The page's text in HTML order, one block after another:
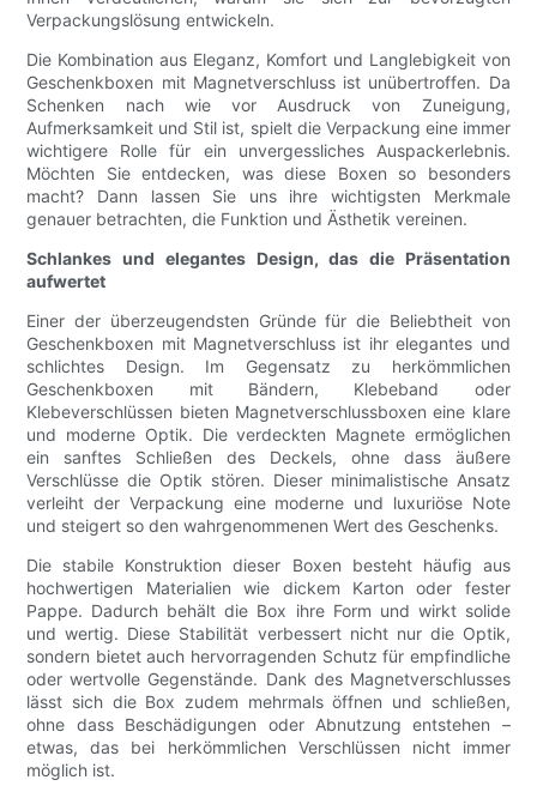
Verpackungslösung entwickeln.
Die Kombination aus Eleganz, Komfort und Langlebigkeit von
Geschenkboxen mit Magnetverschluss ist unübertroffen. Da
Schenken nach wie vor Ausdruck von Zuneigung,
Aufmerksamkeit und Stil ist, spielt die Verpackung eine immer
wichtigere Rolle für ein unvergessliches Auspackerlebnis.
Möchten Sie entdecken, was diese Boxen so besonders
macht? Dann lassen Sie uns ihre wichtigsten Merkmale
genauer betrachten, die Funktion und Ästhetik vereinen.
Schlankes und elegantes Design, das die Präsentation
aufwertet
Einer der überzeugendsten Gründe für die Beliebtheit von
Geschenkboxen mit Magnetverschluss ist ihr elegantes und
schlichtes Design. Im Gegensatz zu herkömmlichen
Geschenkboxen mit Bändern, Klebeband oder
Klebeverschlüssen bieten Magnetverschlussboxen eine klare
und moderne Optik. Die verdeckten Magnete ermöglichen
ein sanftes Schließen des Deckels, ohne dass äußere
Verschlüsse die Optik stören. Dieser minimalistische Ansatz
verleiht der Verpackung eine moderne und luxuriöse Note
und steigert so den wahrgenommenen Wert des Geschenks.
Die stabile Konstruktion dieser Boxen besteht häufig aus
hochwertigen Materialien wie dickem Karton oder fester
Pappe. Dadurch behält die Box ihre Form und wirkt solide
und wertig. Diese Stabilität verbessert nicht nur die Optik,
sondern bietet auch hervorragenden Schutz für empfindliche
oder wertvolle Gegenstände. Dank des Magnetverschlusses
lässt sich die Box zudem mehrmals öffnen und schließen,
ohne dass Beschädigungen oder Abnutzung entstehen –
etwas, das bei herkömmlichen Verschlüssen nicht immer
möglich ist.